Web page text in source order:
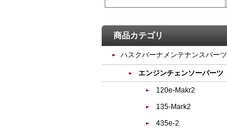
商品カテゴリ
ハスクバーナメンテナンスパーツ
エンジンチェンソーパーツ
120e-Makr2
135-Mark2
435e-2